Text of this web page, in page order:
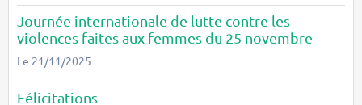
Journée internationale de lutte contre les
violences faites aux femmes du 25 novembre
Le 21/11/2025
Félicitations